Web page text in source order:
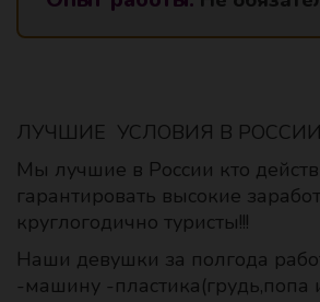
ЛУЧШИЕ УСЛОВИЯ В РОССИИ
Мы лучшие в России кто
гарантировать высокие
круглогодично туристы!!!
Наши девушки за полгода
-машину -пластика(грудь,попа